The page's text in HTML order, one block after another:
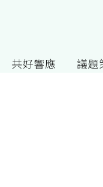
共好響應 議題